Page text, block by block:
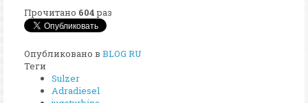
Прочитано 604раз
Опубликовано в BLOG RU
Теги
Sulzer
Adradiesel